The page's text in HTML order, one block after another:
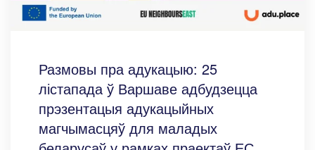
Размовы пра адукацыю: 25
лістапада ў Варшаве адбудзецца
прэзентацыя адукацыйных
магчымасцяў для маладых